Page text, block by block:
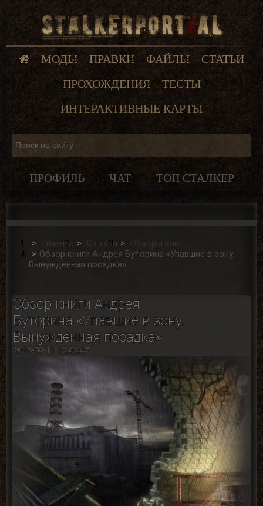
МОДЫ ПРАВКИ ФАЙЛЫ
СТАТЬИ
ПРОХОЖДЕНИЯ
ТЕСТЫ
ИНТЕРАКТИВНЫЕ КАРТЫ
ПРОФИЛЬ ЧАТ ТОП СТАЛКЕР
Главная Статьи
Обзоры книг
Обзор книги Андрея Буторина «Упавшие в зону.
Вынужденная посадка»
Обзор книги Андрея
Буторина «Упавшие в зону.
Вынужденная посадка»
2016-09-11 12:02:47